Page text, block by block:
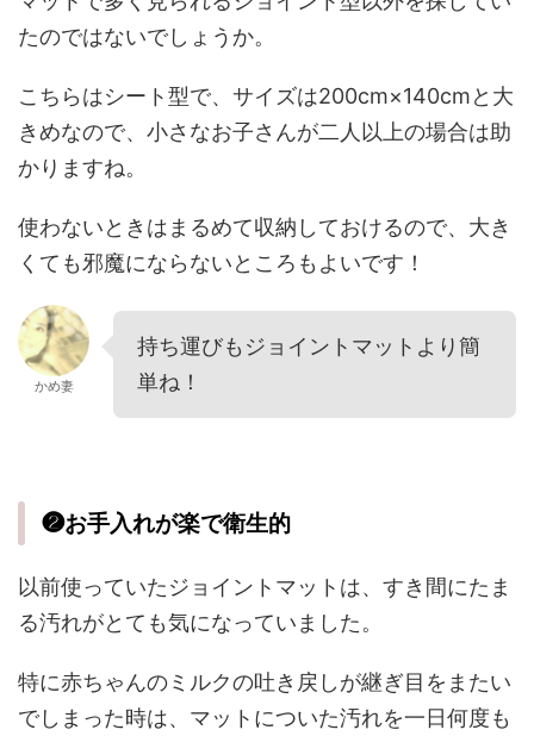
たのではないでしょうか。
こちらはシート型で、サイズは200cm×140cmと大
きめなので、小さなお子さんが二人以上の場合は助
かりますね。
使わないときはまるめて収納しておけるので、大き
くても邪魔にならないところもよいです！
かめ妻
持ち運びもジョイントマットより簡
単ね！
❷お手入れが楽で衛生的
以前使っていたジョイントマットは、すき間にたま
る汚れがとても気になっていました。
特に赤ちゃんのミルクの吐き戻しが継ぎ目をまたい
でしまった時は、マットについた汚れを一日何度も